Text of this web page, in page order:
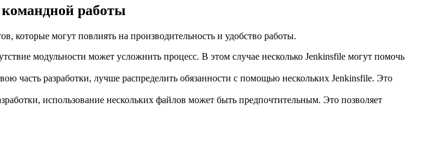
работы
которые могут повлиять на производительность и удобство работы.
модульности может усложнить процесс. В этом случае несколько Jenkinsfile могут помочь
часть разработки, лучше распределить обязанности с помощью нескольких Jenkinsfile. Это
использование нескольких файлов может быть предпочтительным. Это позволяет